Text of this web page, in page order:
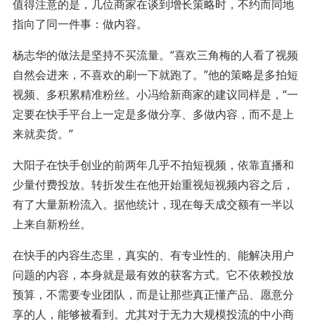
值得注意的是，几位商家在谈到增长策略时，不约而同地
指向了同一件事：做内容。
杨志华的做法是坚持不买流量。“喜欢三角梅的人看了视频
自然会进来，不喜欢的刷一下就跑了。”他的策略是多拍短
视频、多积累精准粉丝。小冯给新商家的建议同样是，“一
定要在快手平台上一定是多做分享、多做内容，而不是上
来就卖货。”
大阳子在快手创业的前两年几乎不拍短视频，依靠直播和
少量付费投放。转折发生在他开始重视短视频内容之后，
有了大量新粉流入。据他统计，现在每天成交额有一半以
上来自新粉丝。
在快手的内容生态里，真实的、有专业性的、能解决用户
问题的内容，本身就是最有效的获客方式。它不依赖投放
预算，不需要专业团队，而是让那些真正懂产品、愿意分
享的人，能够被看到。尤其对于无力大规模投流的中小商